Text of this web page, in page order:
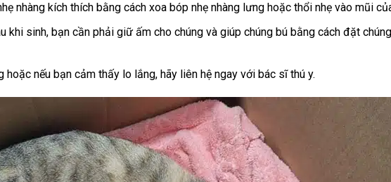
nhàng kích thích bằng cách xoa bóp nhẹ nhàng lưng hoặc thổi nhẹ vào mũi
khi sinh, bạn cần phải giữ ấm cho chúng và giúp chúng bú bằng cách đặt
nếu bạn cảm thấy lo lắng, hãy liên hệ ngay với bác sĩ thú y.